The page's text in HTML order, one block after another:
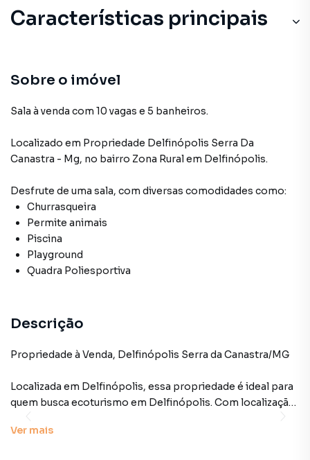
Características principais
Sobre o imóvel
Sala à venda com 10 vagas e 5 banheiros.
Localizado em Propriedade Delfinópolis Serra Da
Canastra - Mg, no bairro Zona Ruralem Delfinópolis.
Desfrute de uma sala, com diversas comodidades como:
Churrasqueira
Permite animais
Piscina
Playground
Quadra Poliesportiva
Descrição
Propriedade à Venda, Delfinópolis Serra da Canastra/MG
Localizada em Delfinópolis, essa propriedade é ideal para
quem busca ecoturismo em Delfinópolis. Com localização
até a porta, boa localização(Rodovia do Porto Km 08).
Ver mais